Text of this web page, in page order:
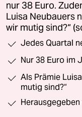
nur 38 Euro.
Luisa Neubauers
wir mutig sind?“
Jedes Quartal
Nur 38 Euro im
Als Prämie
mutig sind?“